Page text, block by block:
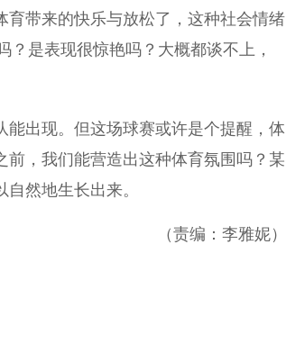
带来的快乐与放松了，这种社会情绪
？是表现很惊艳吗？大概都谈不上，
出现。但这场球赛或许是个提醒，体
，我们能营造出这种体育氛围吗？某
然地生长出来。
（责编：李雅妮）